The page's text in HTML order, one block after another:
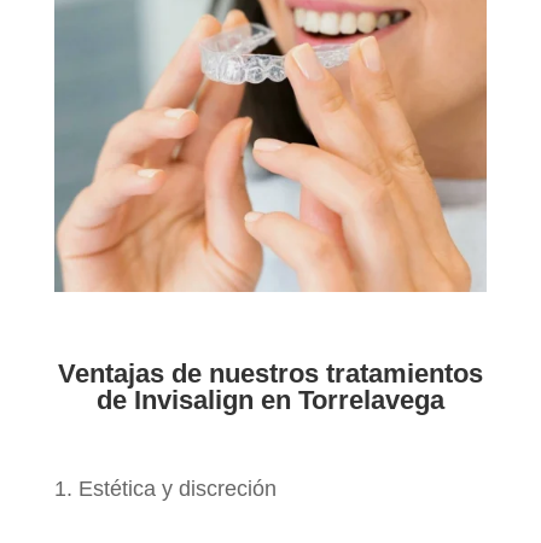
Ventajas de nuestros tratamientos
de Invisalign en Torrelavega
Estética y discreción